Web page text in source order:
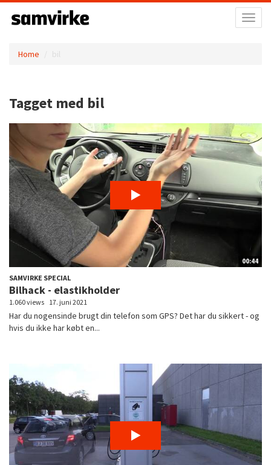
Home bil
Tagget med bil
00:44
SAMVIRKE SPECIAL
Bilhack - elastikholder
1.060 views 17. juni 2021
Har du nogensinde brugt din telefon som GPS? Det har du sikkert - og
hvis du ikke har købt en...